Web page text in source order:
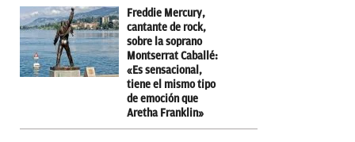
Freddie Mercury,
cantante de rock,
sobre la soprano
Montserrat Caballé:
«Es sensacional,
tiene el mismo tipo
de emoción que
Aretha Franklin»